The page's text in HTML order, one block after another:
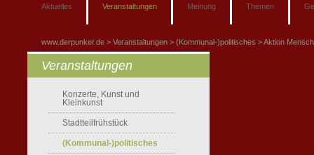
Aktuelles Veranstaltungen Meinung Themen
www.derpunker.de Veranstaltungen (Kommunal-)politisches Aktion
Veranstaltungen
Konzerte, Kunst und
Kleinkunst
Stadtteilfrühstück
(Kommunal-)politisches